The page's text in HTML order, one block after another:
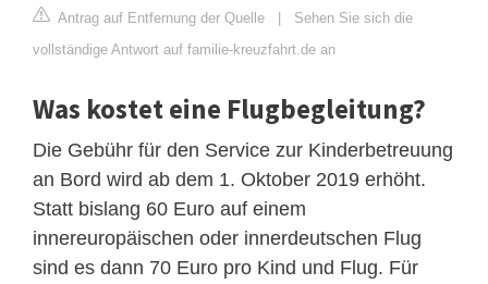
Antrag auf Entfernung der Quelle | Sehen Sie sich die
vollständige Antwort auf familie-kreuzfahrt.de an
Was kostet eine Flugbegleitung?
Die Gebühr für den Service zur Kinderbetreuung
an Bord wird ab dem 1. Oktober 2019 erhöht.
Statt bislang 60 Euro auf einem
innereuropäischen oder innerdeutschen Flug
sind es dann 70 Euro pro Kind und Flug. Für